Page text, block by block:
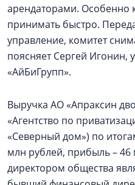
арендаторами. Особенно
принимать быстро.
управление, комитет
поясняет Сергей
«АйБиГрупп».
Выручка АО «Апраксин
«Агентство по
«Северный дом») по
млн рублей, прибыль –
директором общества